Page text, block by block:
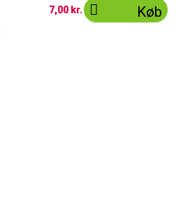
7,00 kr.  Køb